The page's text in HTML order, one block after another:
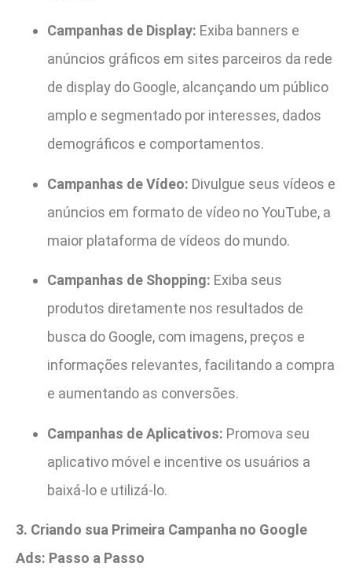
Campanhas de Display: Exiba banners e
anúncios gráficos em sites parceiros da rede
de display do Google, alcançando um público
amplo e segmentado por interesses, dados
demográficos e comportamentos.
Campanhas de Vídeo: Divulgue seus vídeos e
anúncios em formato de vídeo no YouTube, a
maior plataforma de vídeos do mundo.
Campanhas de Shopping: Exiba seus
produtos diretamente nos resultados de
busca do Google, com imagens, preços e
informações relevantes, facilitando a compra
e aumentando as conversões.
Campanhas de Aplicativos: Promova seu
aplicativo móvel e incentive os usuários a
baixá-lo e utilizá-lo.
3. Criando sua Primeira Campanha no Google
Ads: Passo a Passo